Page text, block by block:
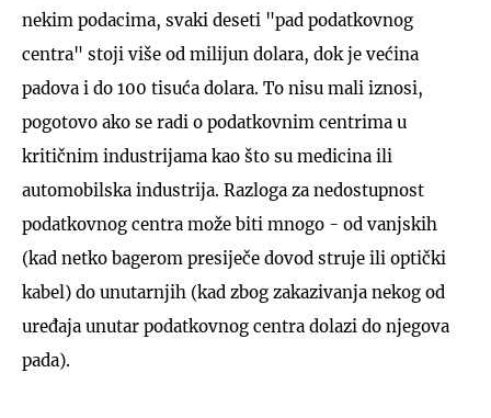
nekim podacima, svaki deseti "pad podatkovnog
centra" stoji više od milijun dolara, dok je većina
padova i do 100 tisuća dolara. To nisu mali iznosi,
pogotovo ako se radi o podatkovnim centrima u
kritičnim industrijama kao što su medicina ili
automobilska industrija. Razloga za nedostupnost
podatkovnog centra može biti mnogo - od vanjskih
(kad netko bagerom presiječe dovod struje ili optički
kabel) do unutarnjih (kad zbog zakazivanja nekog od
uređaja unutar podatkovnog centra dolazi do njegova
pada).